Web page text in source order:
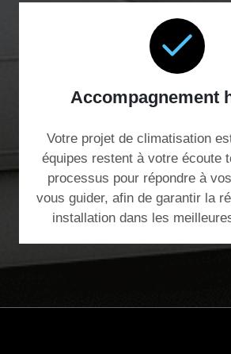
Accompagnement
Votre projet de climatisation
équipes restent à votre écoute
processus pour répondre à
vous guider, afin de garantir la
installation dans les